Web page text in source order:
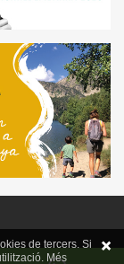
de tercers. Si
Més